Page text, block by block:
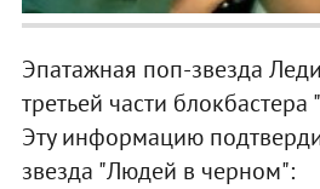
Эпатажная поп-звезда
третьей части
Эту информацию
звезда "Людей в черном":